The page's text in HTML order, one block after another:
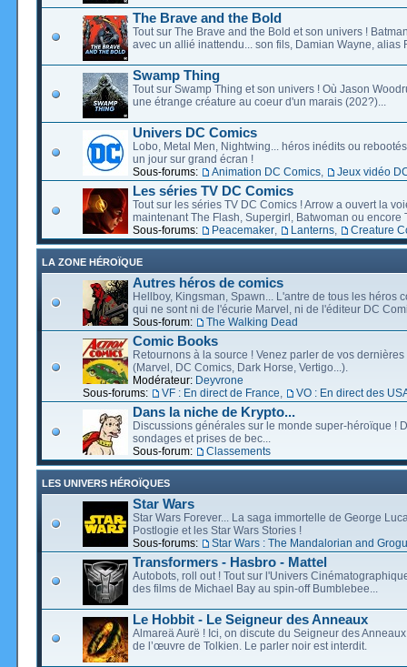
The Brave and the Bold
Tout sur The Brave and the Bold et son univers !
avec un allié inattendu... son fils, Damian Wayne, alias
Swamp Thing
Tout sur Swamp Thing et son univers ! Où Jason
une étrange créature au coeur d'un marais (202?)...
Univers DC Comics
Lobo, Metal Men, Nightwing... héros inédits ou
un jour sur grand écran !
Sous-forums:
Animation DC Comics Jeux vidéo
Les séries TV DC Comics
Tout sur les séries TV DC Comics ! Arrow a ouvert la
maintenant The Flash, Supergirl, Batwoman ou encore
Sous-forums:
Peacemaker Lanterns Creature
LA ZONE HÉROÏQUE
Autres héros de comics
Hellboy, Kingsman, Spawn... L'antre de tous les héros
qui ne sont ni de l'écurie Marvel, ni de l'éditeur DC
Sous-forum:
The Walking Dead
Comic Books
Retournons à la source ! Venez parler de vos dernières
(Marvel, DC Comics, Dark Horse, Vertigo...).
Modérateur: Deyvrone
Sous-forums:
VF : En direct de France VO : En direct des
Dans la niche de Krypto...
Discussions générales sur le monde super-héroïque !
sondages et prises de bec...
Sous-forum:
Classements
LES UNIVERS HÉROÏQUES
Star Wars
Star Wars Forever... La saga immortelle de George
Postlogie et les Star Wars Stories !
Sous-forums:
Star Wars : The Mandalorian and Grogu
Transformers - Hasbro - Mattel
Autobots, roll out ! Tout sur l'Univers
des films de Michael Bay au spin-off Bumblebee...
Le Hobbit - Le Seigneur des Anneaux
Almareä Aurë ! Ici, on discute du Seigneur des
de l’œuvre de Tolkien. Le parler noir est interdit.